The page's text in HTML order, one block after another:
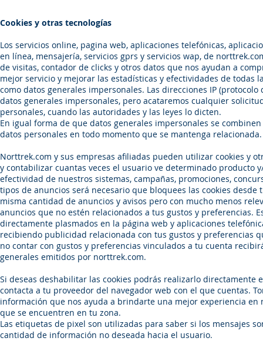
Cookies y otras tecnologías
Los servicios online, pagina web, aplicaciones telefónicas,
en línea, mensajería, servicios gprs y servicios wap, de
de visitas, contador de clicks y otros datos que nos ayudan a
mejor servicio y mejorar las estadísticas y efectividades de todas
como datos generales impersonales. Las direcciones IP
datos generales impersonales, pero acataremos cualquier
personales, cuando las autoridades y las leyes lo dicten.
En igual forma de que datos generales impersonales se
datos personales en todo momento que se mantenga relacionada.
Norttrek.com y sus empresas afiliadas pueden utilizar cookies y
y contabilizar cuantas veces el usuario ve determinado producto
efectividad de nuestros sistemas, campañas, promociones,
tipos de anuncios será necesario que bloquees las cookies
misma cantidad de anuncios y avisos pero con mucho menos
anuncios que no estén relacionados a tus gustos y preferencias.
directamente plasmados en la página web y aplicaciones
recibiendo publicidad relacionada con tus gustos y preferencias
no contar con gustos y preferencias vinculados a tu cuenta
generales emitidos por norttrek.com.
Si deseas deshabilitar las cookies podrás realizarlo directamente
contacta a tu proveedor del navegador web con el que cuentas.
información que nos ayuda a brindarte una mejor experiencia
que se encuentren en tu zona.
Las etiquetas de pixel son utilizadas para saber si los mensajes
cantidad de información no deseada hacia el usuario.